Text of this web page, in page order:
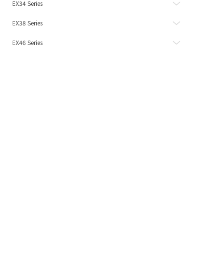
EX34 Series
EX38 Series
EX46 Series